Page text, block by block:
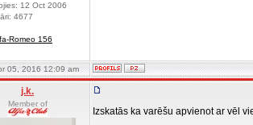
12 Oct 2006
4677
Romeo 156
05, 2016 12:09 am
j.k.
Member of
Izskatās ka varēšu apvienot ar vēl